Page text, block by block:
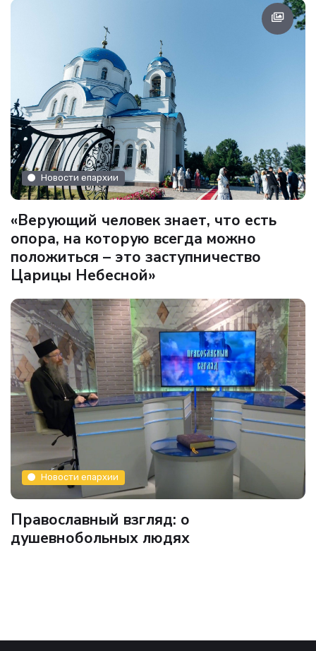
Новости епархии
«Верующий человек знает, что есть
опора, на которую всегда можно
положиться – это заступничество
Царицы Небесной»
Новости епархии
Православный взгляд: о
душевнобольных людях